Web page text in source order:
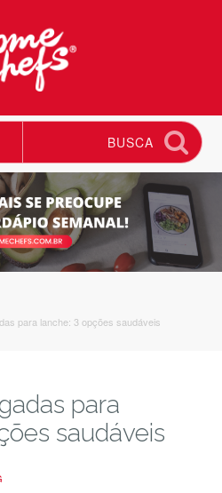
BUSCA
para lanche: 3 opções saudáveis
para
saudáveis